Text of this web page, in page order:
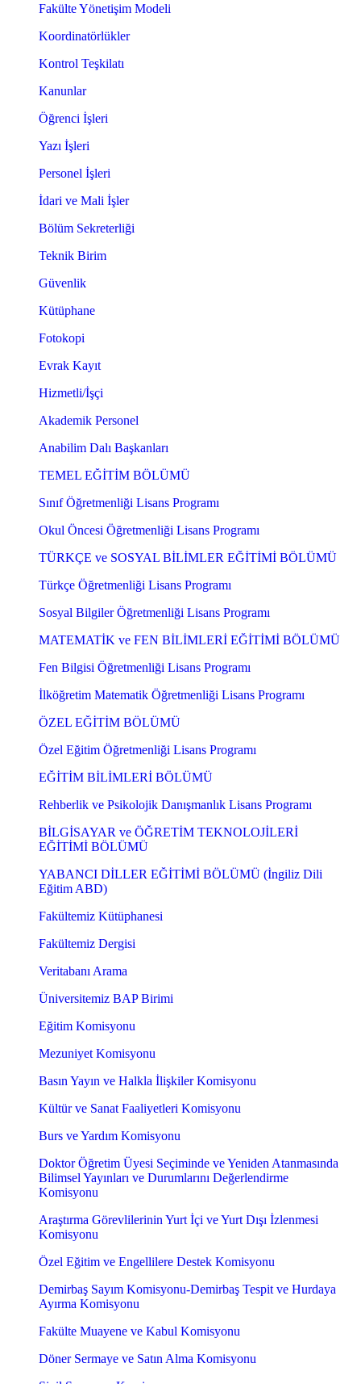
Fakülte Yönetişim Modeli
Koordinatörlükler
Kontrol Teşkilatı
Kanunlar
Öğrenci İşleri
Yazı İşleri
Personel İşleri
İdari ve Mali İşler
Bölüm Sekreterliği
Teknik Birim
Güvenlik
Kütüphane
Fotokopi
Evrak Kayıt
Hizmetli/İşçi
Akademik Personel
Anabilim Dalı Başkanları
TEMEL EĞİTİM BÖLÜMÜ
Sınıf Öğretmenliği Lisans Programı
Okul Öncesi Öğretmenliği Lisans Programı
TÜRKÇE ve SOSYAL BİLİMLER EĞİTİMİ BÖLÜMÜ
Türkçe Öğretmenliği Lisans Programı
Sosyal Bilgiler Öğretmenliği Lisans Programı
MATEMATİK ve FEN BİLİMLERİ EĞİTİMİ BÖLÜMÜ
Fen Bilgisi Öğretmenliği Lisans Programı
İlköğretim Matematik Öğretmenliği Lisans Programı
ÖZEL EĞİTİM BÖLÜMÜ
Özel Eğitim Öğretmenliği Lisans Programı
EĞİTİM BİLİMLERİ BÖLÜMÜ
Rehberlik ve Psikolojik Danışmanlık Lisans Programı
BİLGİSAYAR ve ÖĞRETİM TEKNOLOJİLERİ
EĞİTİMİ BÖLÜMÜ
YABANCI DİLLER EĞİTİMİ BÖLÜMÜ (İngiliz Dili
Eğitim ABD)
Fakültemiz Kütüphanesi
Fakültemiz Dergisi
Veritabanı Arama
Üniversitemiz BAP Birimi
Eğitim Komisyonu
Mezuniyet Komisyonu
Basın Yayın ve Halkla İlişkiler Komisyonu
Kültür ve Sanat Faaliyetleri Komisyonu
Burs ve Yardım Komisyonu
Doktor Öğretim Üyesi Seçiminde ve Yeniden Atanmasında
Bilimsel Yayınları ve Durumlarını Değerlendirme
Komisyonu
Araştırma Görevlilerinin Yurt İçi ve Yurt Dışı İzlenmesi
Komisyonu
Özel Eğitim ve Engellilere Destek Komisyonu
Demirbaş Sayım Komisyonu-Demirbaş Tespit ve Hurdaya
Ayırma Komisyonu
Fakülte Muayene ve Kabul Komisyonu
Döner Sermaye ve Satın Alma Komisyonu